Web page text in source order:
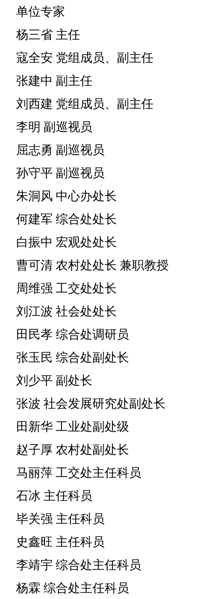
单位专家
杨三省 主任
寇全安 党组成员、副主任
张建中 副主任
刘西建 党组成员、副主任
李明 副巡视员
屈志勇 副巡视员
孙守平 副巡视员
朱洞风 中心办处长
何建军 综合处处长
白振中 宏观处处长
曹可清 农村处处长 兼职教授
周维强 工交处处长
刘江波 社会处处长
田民孝 综合处调研员
张玉民 综合处副处长
刘少平 副处长
张波 社会发展研究处副处长
田新华 工业处副处级
赵子厚 农村处副处长
马丽萍 工交处主任科员
石冰 主任科员
毕关强 主任科员
史鑫旺 主任科员
李靖宇 综合处主任科员
杨霖 综合处主任科员